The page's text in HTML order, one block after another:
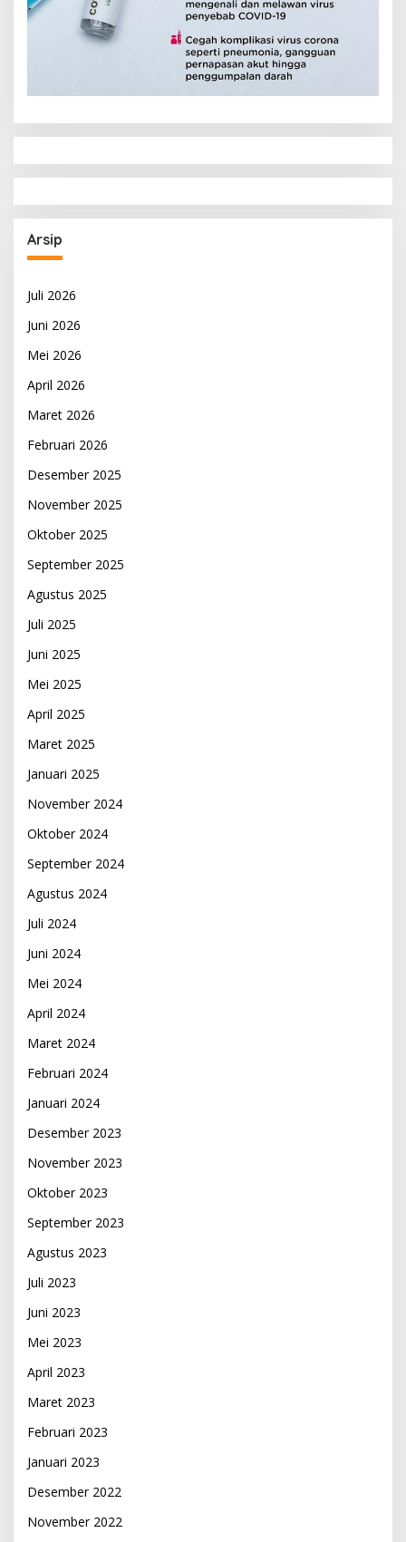
Arsip
Juli 2026
Juni 2026
Mei 2026
April 2026
Maret 2026
Februari 2026
Desember 2025
November 2025
Oktober 2025
September 2025
Agustus 2025
Juli 2025
Juni 2025
Mei 2025
April 2025
Maret 2025
Januari 2025
November 2024
Oktober 2024
September 2024
Agustus 2024
Juli 2024
Juni 2024
Mei 2024
April 2024
Maret 2024
Februari 2024
Januari 2024
Desember 2023
November 2023
Oktober 2023
September 2023
Agustus 2023
Juli 2023
Juni 2023
Mei 2023
April 2023
Maret 2023
Februari 2023
Januari 2023
Desember 2022
November 2022